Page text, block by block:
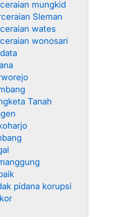
mungkid
Sleman
wates
wonosari
Tanah
pidana korupsi